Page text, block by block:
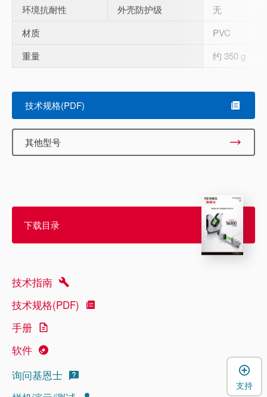
环境抗耐性
外壳防护级
无
材质
PVC
重量
约 350 g
技术规格(PDF)
其他型号
下载目录
技术指南
技术规格(PDF)
手册
软件
询问基恩士
支持